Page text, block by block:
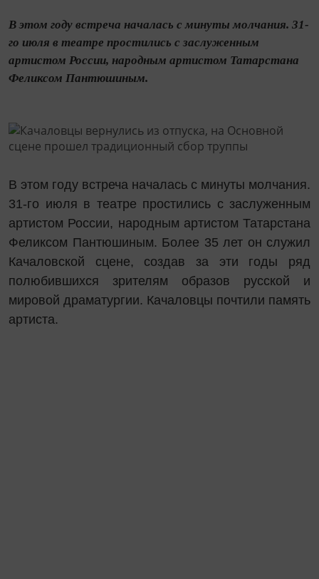
В этом году встреча началась с минуты молчания. 31-
го июля в театре простились с заслуженным
артистом России, народным артистом Татарстана
Феликсом Пантюшиным.
В этом году встреча началась с минуты молчания.
31-го июля в театре простились с заслуженным
артистом России, народным артистом Татарстана
Феликсом Пантюшиным. Более 35 лет он служил
Качаловской сцене, создав за эти годы ряд
полюбившихся зрителям образов русской и
мировой драматургии. Качаловцы почтили память
артиста.